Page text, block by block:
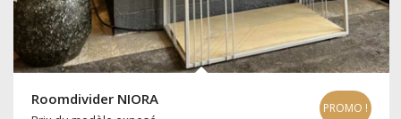
Roomdivider NIORA
PROMO !